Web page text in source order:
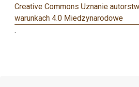
Creative Commons Uznanie
warunkach 4.0 Miedzynarodowe
.